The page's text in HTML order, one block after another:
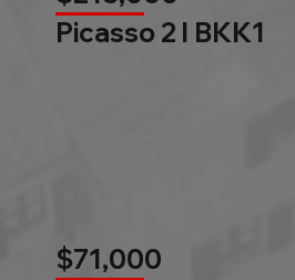
Picasso 2 l BKK1
$71,000